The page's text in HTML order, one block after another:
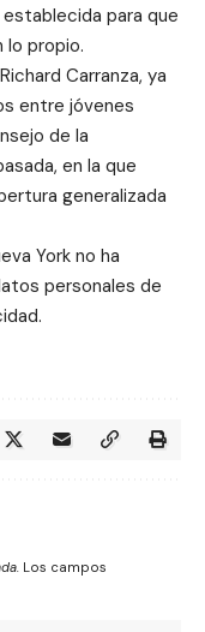
para que
lo propio.
Carranza, ya
entre jóvenes
de la
en la que
generalizada
York no ha
personales de
Los campos